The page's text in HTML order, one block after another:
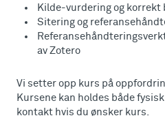
Kilde-vurdering og
Sitering og
av Zotero
Vi setter opp kurs på
Kursene kan holdes både
kontakt hvis du ønsker kurs.